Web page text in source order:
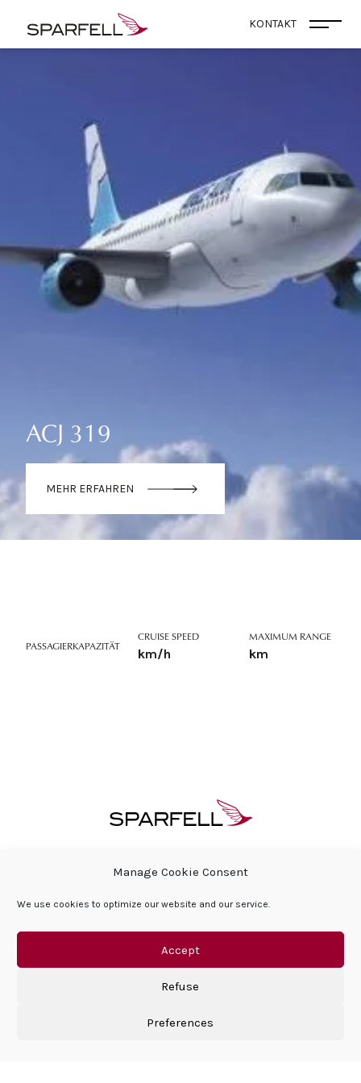
Manage Cookie Consent
We use cookies to optimize our website and our service.
Accept
Refuse
Preferences
SPARFELL KONTAKT Menü
ACJ 319
MEHR ERFAHREN
PASSAGIERKAPAZITÄT
CRUISE SPEED
km/h
MAXIMUM RANGE
km
ÜBER SPARFELL
HÄUFIG GESTELLTE FRAGEN
SOZIALE VERANTWORTUNG DES UNTERNEHMENS
DATENSCHUTZERKLÄRUNG